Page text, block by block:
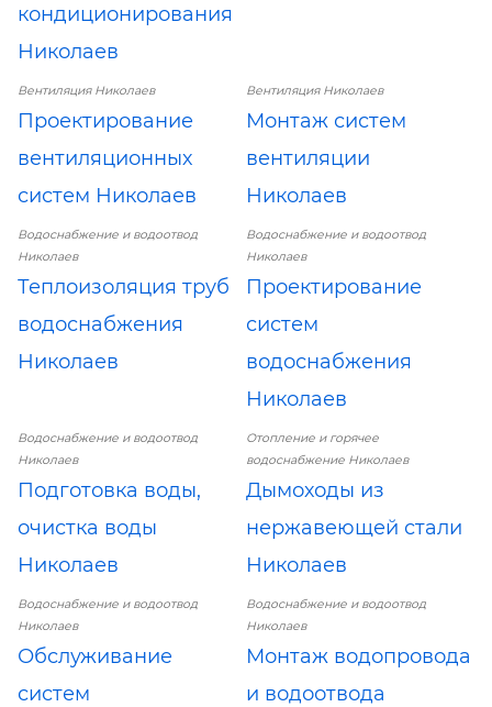
кондиционирования
Николаев
Вентиляция Николаев
Проектирование
вентиляционных
систем Николаев
Вентиляция Николаев
Монтаж систем
вентиляции
Николаев
Водоснабжение и водоотвод
Николаев
Теплоизоляция труб
водоснабжения
Николаев
Водоснабжение и водоотвод
Николаев
Проектирование
систем
водоснабжения
Николаев
Водоснабжение и водоотвод
Николаев
Подготовка воды,
очистка воды
Николаев
Отопление и горячее
водоснабжение Николаев
Дымоходы из
нержавеющей стали
Николаев
Водоснабжение и водоотвод
Николаев
Обслуживание
систем
Водоснабжение и водоотвод
Николаев
Монтаж водопровода
и водоотвода